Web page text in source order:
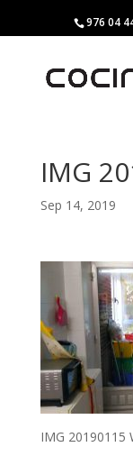
976 04
IMG
Sep 14, 2019
IMG 20190115